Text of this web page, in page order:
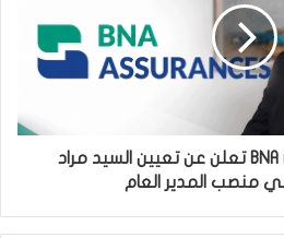
تامينات BNA Assurances تعلن عن تعيين السيد مراد
منصب المدير العام